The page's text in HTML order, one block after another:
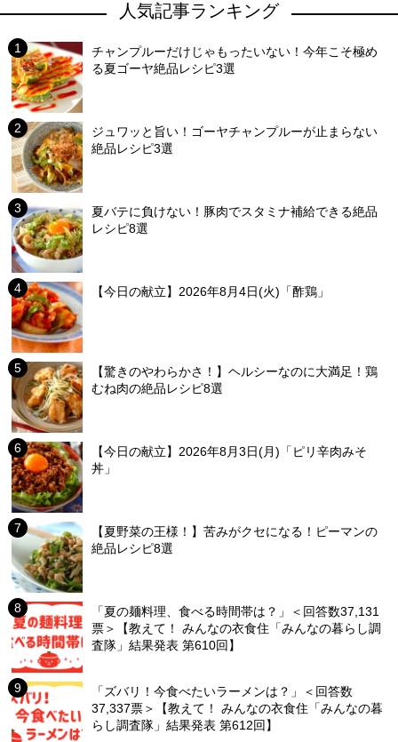
人気記事ランキング
チャンプルーだけじゃもったいない！今年こそ極め
る夏ゴーヤ絶品レシピ3選
ジュワッと旨い！ゴーヤチャンプルーが止まらない
絶品レシピ3選
夏バテに負けない！豚肉でスタミナ補給できる絶品
レシピ8選
【今日の献立】2026年8月4日(火)「酢鶏」
【驚きのやわらかさ！】ヘルシーなのに大満足！鶏
むね肉の絶品レシピ8選
【今日の献立】2026年8月3日(月)「ピリ辛肉みそ
丼」
【夏野菜の王様！】苦みがクセになる！ピーマンの
絶品レシピ8選
「夏の麺料理、食べる時間帯は？」＜回答数37,131
票＞【教えて！ みんなの衣食住「みんなの暮らし調
査隊」結果発表 第610回】
「ズバリ！今食べたいラーメンは？」＜回答数
37,337票＞【教えて！ みんなの衣食住「みんなの暮
らし調査隊」結果発表 第612回】